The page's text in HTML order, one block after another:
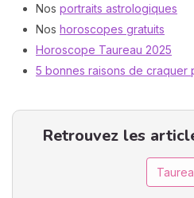
Nos portraits astrologiques
Nos horoscopes gratuits
Horoscope Taureau 2025
5 bonnes raisons de craquer
Retrouvez les